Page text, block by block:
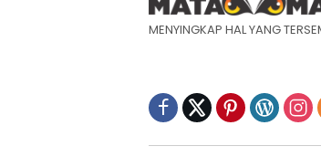
MENYINGKAP HAL YANG